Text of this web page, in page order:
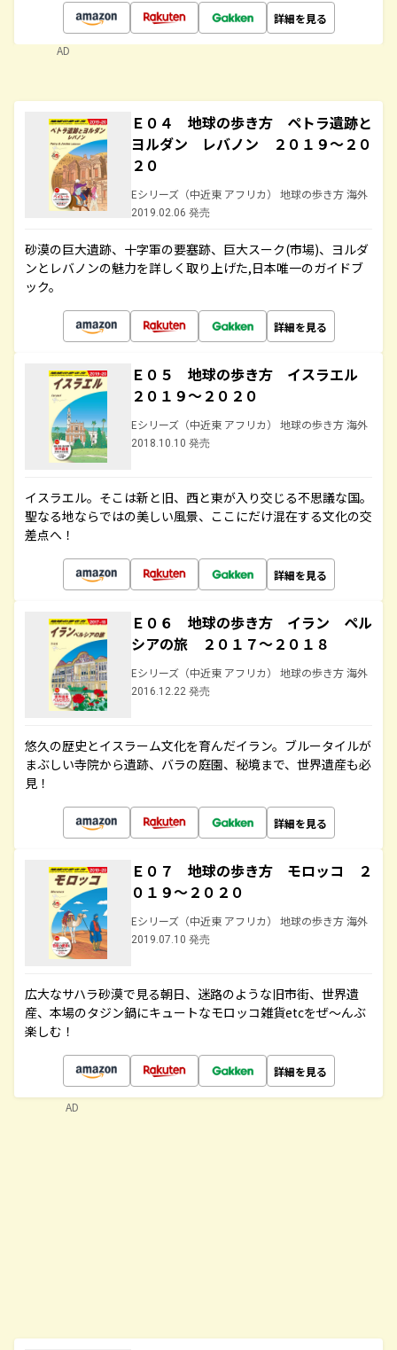
詳細を見る
AD
Ｅ０４ 地球の歩き方 ペトラ遺跡と
ヨルダン レバノン ２０１９～２０
２０
Eシリーズ（中近東 アフリカ） 地球の歩き方 海外
2019.02.06 発売
砂漠の巨大遺跡、十字軍の要塞跡、巨大スーク(市場)、ヨルダ
ンとレバノンの魅力を詳しく取り上げた,日本唯一のガイドブ
ック。
詳細を見る
Ｅ０５ 地球の歩き方 イスラエル
２０１９～２０２０
Eシリーズ（中近東 アフリカ） 地球の歩き方 海外
2018.10.10 発売
イスラエル。そこは新と旧、西と東が入り交じる不思議な国。
聖なる地ならではの美しい風景、ここにだけ混在する文化の交
差点へ！
詳細を見る
Ｅ０６ 地球の歩き方 イラン ペル
シアの旅 ２０１７～２０１８
Eシリーズ（中近東 アフリカ） 地球の歩き方 海外
2016.12.22 発売
悠久の歴史とイスラーム文化を育んだイラン。ブルータイルが
まぶしい寺院から遺跡、バラの庭園、秘境まで、世界遺産も必
見！
詳細を見る
Ｅ０７ 地球の歩き方 モロッコ ２
０１９～２０２０
Eシリーズ（中近東 アフリカ） 地球の歩き方 海外
2019.07.10 発売
広大なサハラ砂漠で見る朝日、迷路のような旧市街、世界遺
産、本場のタジン鍋にキュートなモロッコ雑貨etcをぜ～んぶ
楽しむ！
詳細を見る
AD